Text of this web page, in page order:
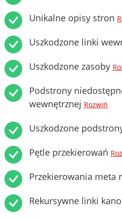
Unikalne opisy stron
Uszkodzone linki
Uszkodzone zasoby
Podstrony
wewnętrznej Rozwiń
Uszkodzone
Pętle przekierowań
Przekierowania meta
Rekursywne linki